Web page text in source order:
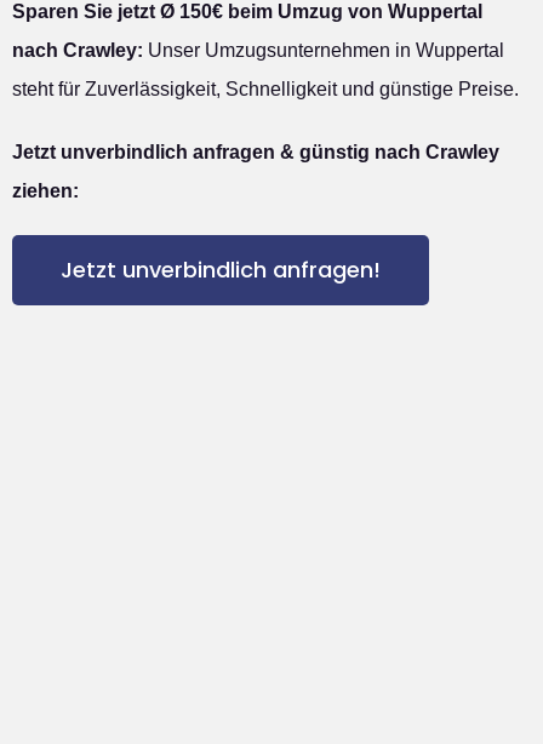
Sparen Sie jetzt Ø 150€ beim Umzug von Wuppertal
nach Crawley: Unser Umzugsunternehmen in Wuppertal
steht für Zuverlässigkeit, Schnelligkeit und günstige Preise.
Jetzt unverbindlich anfragen & günstig nach Crawley
ziehen:
Jetzt unverbindlich anfragen!